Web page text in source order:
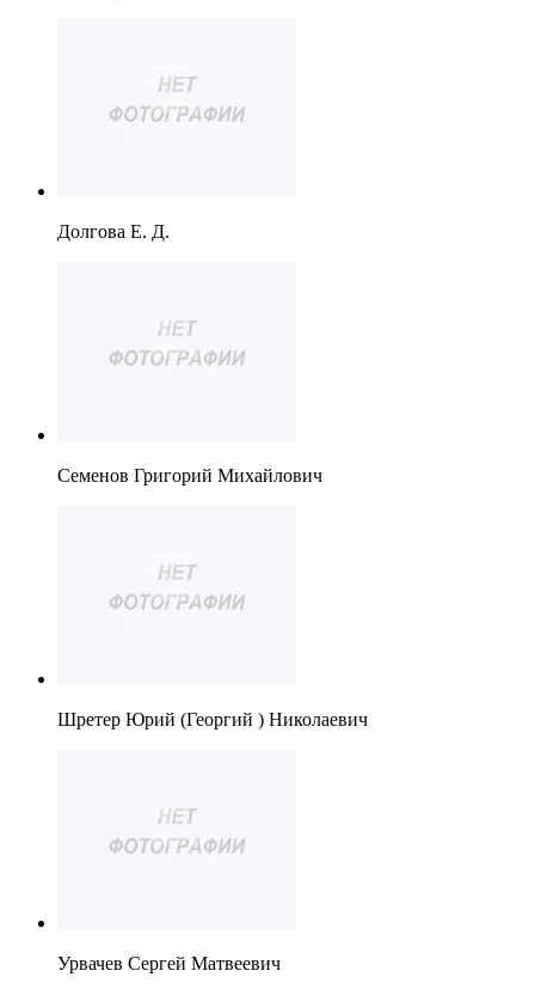
Долгова Е. Д.
Семенов Григорий Михайлович
Шретер Юрий (Георгий ) Николаевич
Урвачев Сергей Матвеевич